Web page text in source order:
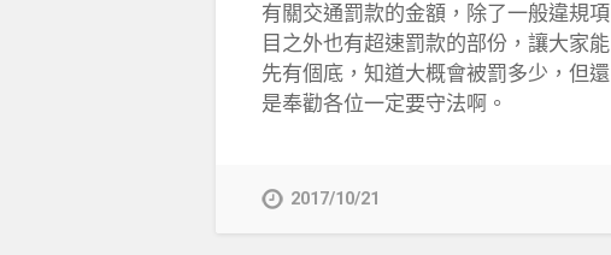
有關交通罰款的金額，除了一般違規項
目之外也有超速罰款的部份，讓大家能
先有個底，知道大概會被罰多少，但還
是奉勸各位一定要守法啊。
2017/10/21